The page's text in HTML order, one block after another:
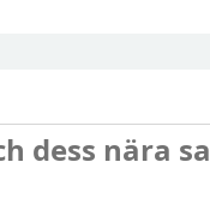
dess nära